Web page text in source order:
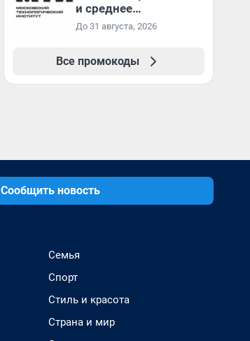
и среднее
специальное
До 31 августа, 2026
Все промокоды
Сообщить новость
Семья
Спорт
Стиль и красота
Страна и мир